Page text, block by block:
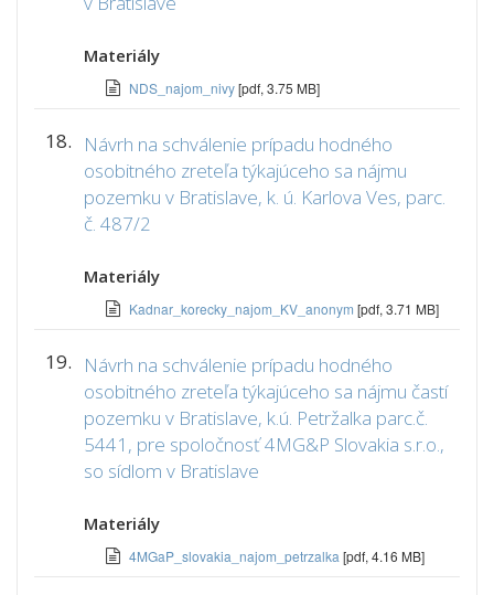
Materiály
NDS_najom_nivy[pdf, 3.75 MB]
18.
Návrh na schválenie prípadu hodného
osobitného zreteľa týkajúceho sa nájmu
pozemku v Bratislave, k. ú. Karlova Ves, parc.
č. 487/2
Materiály
Kadnar_korecky_najom_KV_anonym [pdf, 3.71 MB]
19.
Návrh na schválenie prípadu hodného
osobitného zreteľa týkajúceho sa nájmu častí
pozemku v Bratislave, k.ú. Petržalka parc.č.
5441, pre spoločnosť 4MG&P Slovakia s.r.o.,
so sídlom v Bratislave
Materiály
4MGaP_slovakia_najom_petrzalka [pdf, 4.16 MB]